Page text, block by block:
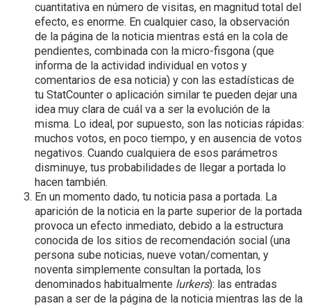
cuantitativa en número de visitas, en magnitud total del
efecto, es enorme. En cualquier caso, la observación
de la página de la noticia mientras está en la cola de
pendientes, combinada con la micro-fisgona (que
informa de la actividad individual en votos y
comentarios de esa noticia) y con las estadísticas de
tu StatCounter o aplicación similar te pueden dejar una
idea muy clara de cuál va a ser la evolución de la
misma. Lo ideal, por supuesto, son las noticias rápidas:
muchos votos, en poco tiempo, y en ausencia de votos
negativos. Cuando cualquiera de esos parámetros
disminuye, tus probabilidades de llegar a portada lo
hacen también.
En un momento dado, tu noticia pasa a portada. La
aparición de la noticia en la parte superior de la portada
provoca un efecto inmediato, debido a la estructura
conocida de los sitios de recomendación social (una
persona sube noticias, nueve votan/comentan, y
noventa simplemente consultan la portada, los
denominados habitualmente lurkers): las entradas
pasan a ser de la página de la noticia mientras las de la